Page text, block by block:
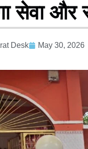
सेवा और
Desk May 30, 2026